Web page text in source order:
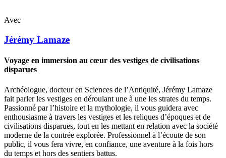
Avec
Jérémy Lamaze
Voyage en immersion au cœur des vestiges de civilisations
disparues
Archéologue, docteur en Sciences de l’Antiquité, Jérémy Lamaze
fait parler les vestiges en déroulant une à une les strates du temps.
Passionné par l’histoire et la mythologie, il vous guidera avec
enthousiasme à travers les vestiges et les reliques d’époques et de
civilisations disparues, tout en les mettant en relation avec la société
moderne de la contrée explorée. Professionnel à l’écoute de son
public, il vous fera vivre, en confiance, une aventure à la fois hors
du temps et hors des sentiers battus.